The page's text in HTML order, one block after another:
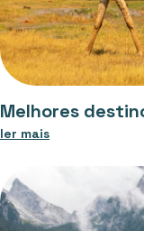
Melhores
ler mais